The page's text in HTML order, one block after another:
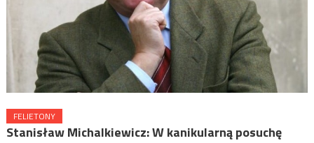
FELIETONY
Stanisław Michalkiewicz: W kanikularną posuchę